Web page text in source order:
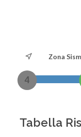
Zona
4
Tabella